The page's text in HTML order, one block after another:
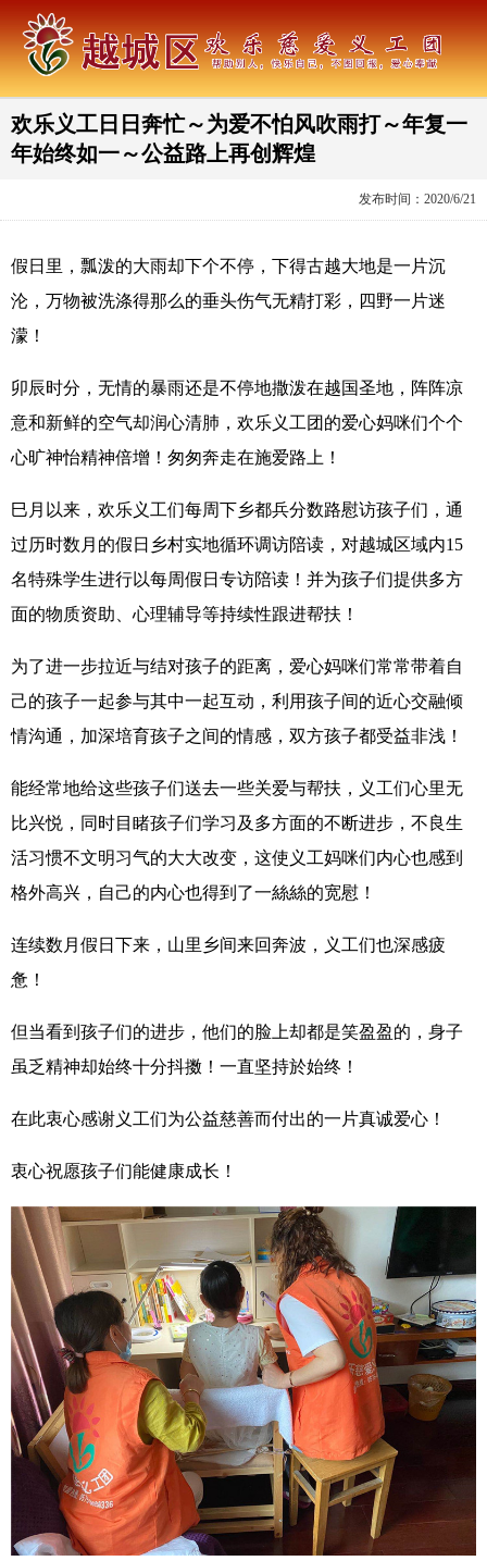
欢乐义工日日奔忙～为爱不怕风吹雨打～年复一
年始终如一～公益路上再创辉煌
发布时间：2020/6/21
假日里，瓢泼的大雨却下个不停，下得古越大地是一片沉
沦，万物被洗涤得那么的垂头伤气无精打彩，四野一片迷
濛！
卯辰时分，无情的暴雨还是不停地撒泼在越国圣地，阵阵凉
意和新鲜的空气却润心清肺，欢乐义工团的爱心妈咪们个个
心旷神怡精神倍增！匆匆奔走在施爱路上！
巳月以来，欢乐义工们每周下乡都兵分数路慰访孩子们，通
过历时数月的假日乡村实地循环调访陪读，对越城区域内15
名特殊学生进行以每周假日专访陪读！并为孩子们提供多方
面的物质资助、心理辅导等持续性跟进帮扶！
为了进一步拉近与结对孩子的距离，爱心妈咪们常常带着自
己的孩子一起参与其中一起互动，利用孩子间的近心交融倾
情沟通，加深培育孩子之间的情感，双方孩子都受益非浅！
能经常地给这些孩子们送去一些关爱与帮扶，义工们心里无
比兴悦，同时目睹孩子们学习及多方面的不断进步，不良生
活习惯不文明习气的大大改变，这使义工妈咪们内心也感到
格外高兴，自己的内心也得到了一絲絲的宽慰！
连续数月假日下来，山里乡间来回奔波，义工们也深感疲
惫！
但当看到孩子们的进步，他们的脸上却都是笑盈盈的，身子
虽乏精神却始终十分抖擞！一直坚持於始终！
在此衷心感谢义工们为公益慈善而付出的一片真诚爱心！
衷心祝愿孩子们能健康成长！